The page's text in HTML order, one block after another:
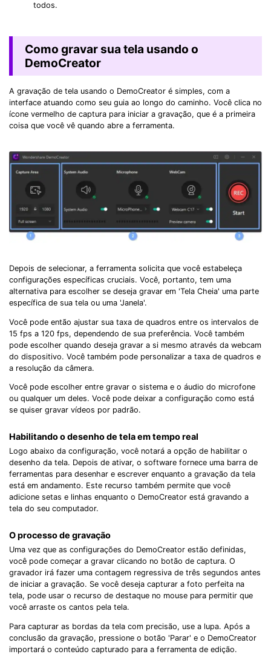
todos.
Como gravar sua tela usando o
DemoCreator
A gravação de tela usando o DemoCreator é simples, com a
interface atuando como seu guia ao longo do caminho. Você clica no
ícone vermelho de captura para iniciar a gravação, que é a primeira
coisa que você vê quando abre a ferramenta.
Depois de selecionar, a ferramenta solicita que você estabeleça
configurações específicas cruciais. Você, portanto, tem uma
alternativa para escolher se deseja gravar em 'Tela Cheia' uma parte
específica de sua tela ou uma 'Janela'.
Você pode então ajustar sua taxa de quadros entre os intervalos de
15 fps a 120 fps, dependendo de sua preferência. Você também
pode escolher quando deseja gravar a si mesmo através da webcam
do dispositivo. Você também pode personalizar a taxa de quadros e
a resolução da câmera.
Você pode escolher entre gravar o sistema e o áudio do microfone
ou qualquer um deles. Você pode deixar a configuração como está
se quiser gravar vídeos por padrão.
Habilitando o desenho de tela em tempo real
Logo abaixo da configuração, você notará a opção de habilitar o
desenho da tela. Depois de ativar, o software fornece uma barra de
ferramentas para desenhar e escrever enquanto a gravação da tela
está em andamento. Este recurso também permite que você
adicione setas e linhas enquanto o DemoCreator está gravando a
tela do seu computador.
O processo de gravação
Uma vez que as configurações do DemoCreator estão definidas,
você pode começar a gravar clicando no botão de captura. O
gravador irá fazer uma contagem regressiva de três segundos antes
de iniciar a gravação. Se você deseja capturar a foto perfeita na
tela, pode usar o recurso de destaque no mouse para permitir que
você arraste os cantos pela tela.
Para capturar as bordas da tela com precisão, use a lupa. Após a
conclusão da gravação, pressione o botão 'Parar' e o DemoCreator
importará o conteúdo capturado para a ferramenta de edição.